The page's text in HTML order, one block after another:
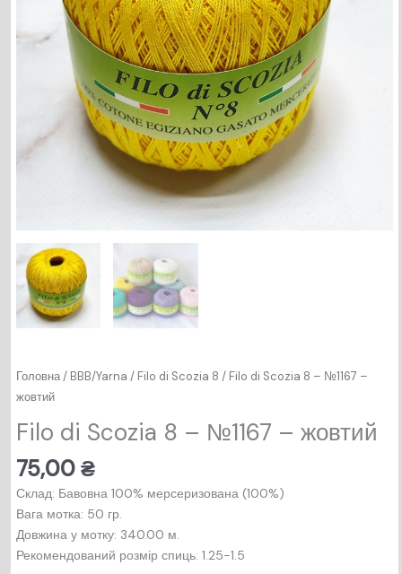
Головна/ BBB/Yarna / Filo di Scozia 8 / Filo di Scozia 8 – №1167 –
жовтий
Filo di Scozia 8 – №1167 – жовтий
75,00₴
Склад: Бавовна 100% мерсеризована (100%)
Вага мотка: 50 гр.
Довжина у мотку: 340.00 м.
Рекомендований розмір спиць: 1.25-1.5